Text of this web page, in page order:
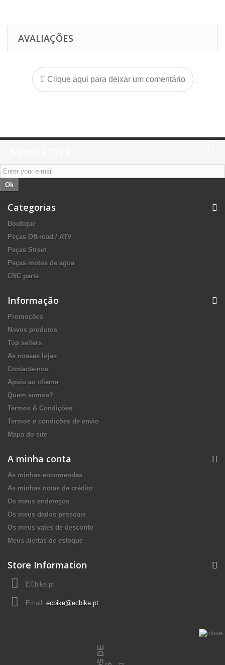
AVALIAÇÕES
Clique aqui para deixar um comentário
Ok
Categorias
Boutique
Peças Off-road / ATV
Peças Street
Peças motos de agua
CNC parts
Informação
Promoções
Novos produtos
Top sellers
As nossas lojas
Contacte-nos
Apoio ao cliente
Quem somos?
Termos & Condições
Termos e condições de envio
Mapa do site
A minha conta
As minhas encomendas
As minhas notas de crédito
Os meus endereços
Os meus dados pessoais
Os meus vales de desconto
Meus alertas de estoque
Store Information
ECbike.pt
Email: ecbike@ecbike.pt